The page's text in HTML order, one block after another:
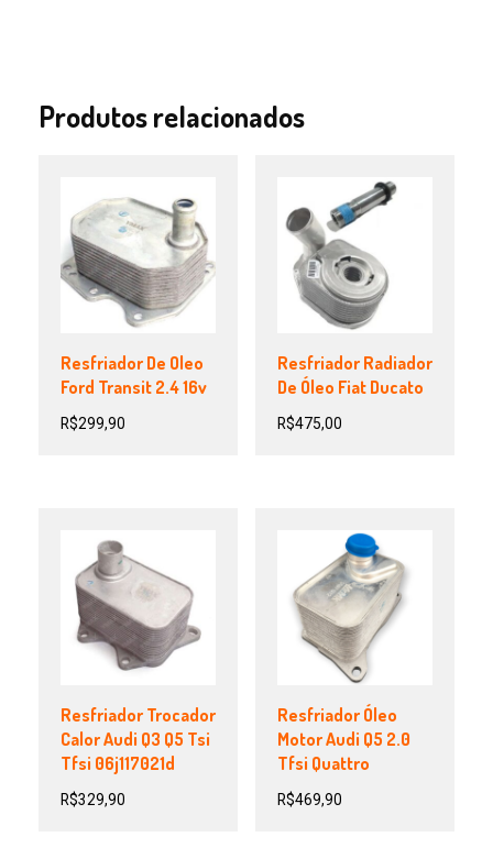
Produtos relacionados
Resfriador De Oleo
Ford Transit 2.4 16v
R$299,90
Resfriador Radiador
De Óleo Fiat Ducato
R$475,00
Resfriador Trocador
Calor Audi Q3 Q5 Tsi
Tfsi 06j117021d
R$329,90
Resfriador Óleo
Motor Audi Q5 2.0
Tfsi Quattro
R$469,90